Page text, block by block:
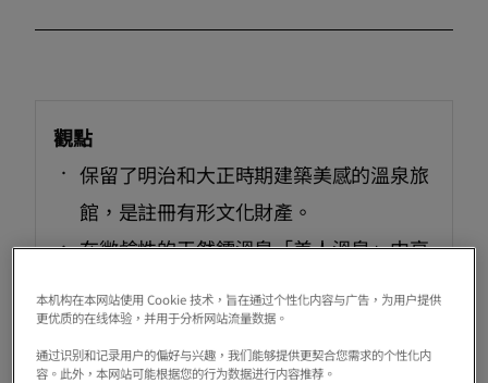
觀點
保留了明治和大正時期建築美感的溫泉旅
館，是註冊有形文化財產。
在微鹼性的天然鐳溫泉「美人溫泉」中享
它的魅力在於隨著季節變化而變化的日式
花園和寧靜的氛圍。
本机构在本网站使用 Cookie 技术，旨在通过个性化内容与广告，为用户提供
更优质的在线体验，并用于分析网站流量数据。
通过识别和记录用户的偏好与兴趣，我们能够提供更契合您需求的个性化内
容。此外，本网站可能根据您的行为数据进行内容推荐。